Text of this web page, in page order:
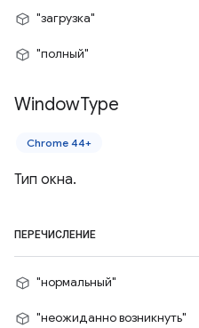
"загрузка"
"полный"
WindowType
Chrome 44+
Тип окна.
ПЕРЕЧИСЛЕНИЕ
"нормальный"
"неожиданно возникнуть"